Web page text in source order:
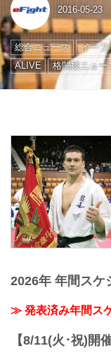
2016-05-23
総合ニュース イーフ
ALIVE
格闘技ニュー
2026年 年間スケ
≫ 発表済み年間ス
【8/11(火･祝)開